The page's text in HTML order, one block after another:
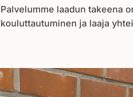
Palvelumme laadun takeena
kouluttautuminen ja laaja